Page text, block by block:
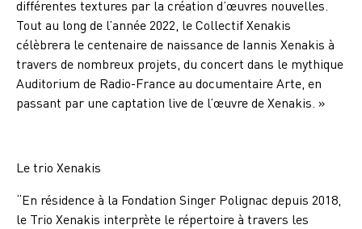
différentes textures par la création d’œuvres nouvelles.
Tout au long de l’année 2022, le Collectif Xenakis
célèbrera le centenaire de naissance de Iannis Xenakis à
travers de nombreux projets, du concert dans le mythique
Auditorium de Radio-France au documentaire Arte, en
passant par une captation live de l’œuvre de Xenakis. »
Le trio Xenakis
“En résidence à la Fondation Singer Polignac depuis 2018,
le Trio Xenakis interprète le répertoire à travers les